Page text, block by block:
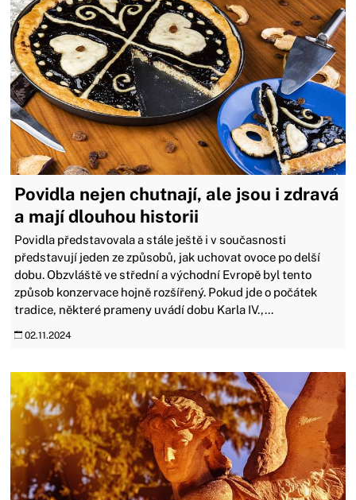
Povidla nejen chutnají, ale jsou i zdravá
a mají dlouhou historii
Povidla představovala a stále ještě i v současnosti
představují jeden ze způsobů, jak uchovat ovoce po delší
dobu. Obzvláště ve střední a východní Evropě byl tento
způsob konzervace hojně rozšířený. Pokud jde o počátek
tradice, některé prameny uvádí dobu Karla IV.,...
02.11.2024